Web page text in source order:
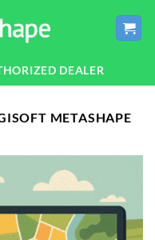
DEALER
METASHAPE